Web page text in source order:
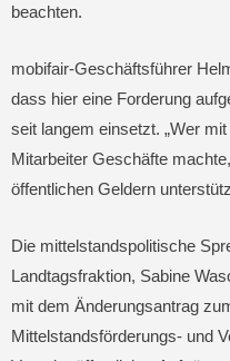
beachten.
mobifair-Geschäftsführer
dass hier eine Forderung
seit langem einsetzt. „Wer
Mitarbeiter Geschäfte
öffentlichen Geldern
Die mittelstandspolitische
Landtagsfraktion, Sabine
mit dem Änderungsantrag
Mittelstandsförderungs- und